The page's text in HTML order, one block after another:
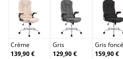
Crème
Crème
139,90 €
Gris
Gris
129,90 €
Gris foncé
159,90 €